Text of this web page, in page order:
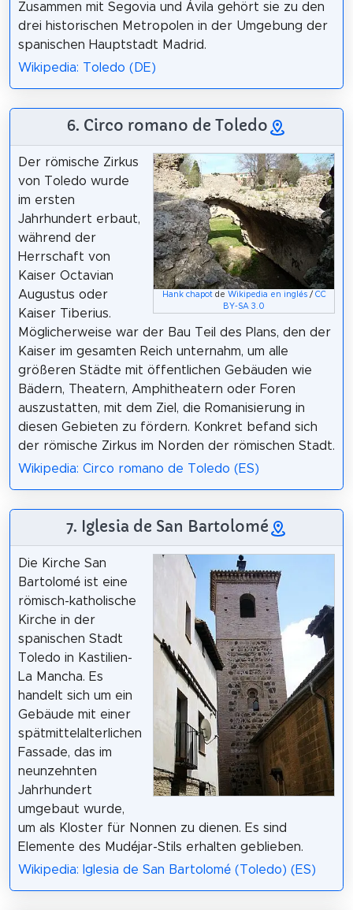
Zusammen mit Segovia und Ávila gehört sie zu den
drei historischen Metropolen in der Umgebung der
spanischen Hauptstadt Madrid.
Wikipedia: Toledo (DE)
6. Circo romano de Toledo
Hank chapotde Wikipedia en inglés/ CC
BY-SA 3.0
Der römische Zirkus
von Toledo wurde
im ersten
Jahrhundert erbaut,
während der
Herrschaft von
Kaiser Octavian
Augustus oder
Kaiser Tiberius.
Möglicherweise war der Bau Teil des Plans, den der
Kaiser im gesamten Reich unternahm, um alle
größeren Städte mit öffentlichen Gebäuden wie
Bädern, Theatern, Amphitheatern oder Foren
auszustatten, mit dem Ziel, die Romanisierung in
diesen Gebieten zu fördern. Konkret befand sich
der römische Zirkus im Norden der römischen Stadt.
Wikipedia: Circo romano de Toledo (ES)
7. Iglesia de San Bartolomé
Die Kirche San
Bartolomé ist eine
römisch-katholische
Kirche in der
spanischen Stadt
Toledo in Kastilien-
La Mancha. Es
handelt sich um ein
Gebäude mit einer
spätmittelalterlichen
Fassade, das im
neunzehnten
Jahrhundert
umgebaut wurde,
um als Kloster für Nonnen zu dienen. Es sind
Elemente des Mudéjar-Stils erhalten geblieben.
Wikipedia: Iglesia de San Bartolomé (Toledo) (ES)